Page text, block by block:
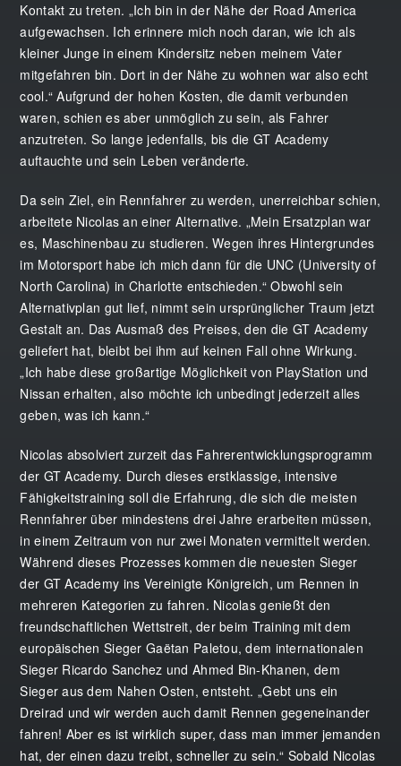
Kontakt zu treten. „Ich bin in der Nähe der Road America
aufgewachsen. Ich erinnere mich noch daran, wie ich als
kleiner Junge in einem Kindersitz neben meinem Vater
mitgefahren bin. Dort in der Nähe zu wohnen war also echt
cool.“ Aufgrund der hohen Kosten, die damit verbunden
waren, schien es aber unmöglich zu sein, als Fahrer
anzutreten. So lange jedenfalls, bis die GT Academy
auftauchte und sein Leben veränderte.
Da sein Ziel, ein Rennfahrer zu werden, unerreichbar schien,
arbeitete Nicolas an einer Alternative. „Mein Ersatzplan war
es, Maschinenbau zu studieren. Wegen ihres Hintergrundes
im Motorsport habe ich mich dann für die UNC (University of
North Carolina) in Charlotte entschieden.“ Obwohl sein
Alternativplan gut lief, nimmt sein ursprünglicher Traum jetzt
Gestalt an. Das Ausmaß des Preises, den die GT Academy
geliefert hat, bleibt bei ihm auf keinen Fall ohne Wirkung.
„Ich habe diese großartige Möglichkeit von PlayStation und
Nissan erhalten, also möchte ich unbedingt jederzeit alles
geben, was ich kann.“
Nicolas absolviert zurzeit das Fahrerentwicklungsprogramm
der GT Academy. Durch dieses erstklassige, intensive
Fähigkeitstraining soll die Erfahrung, die sich die meisten
Rennfahrer über mindestens drei Jahre erarbeiten müssen,
in einem Zeitraum von nur zwei Monaten vermittelt werden.
Während dieses Prozesses kommen die neuesten Sieger
der GT Academy ins Vereinigte Königreich, um Rennen in
mehreren Kategorien zu fahren. Nicolas genießt den
freundschaftlichen Wettstreit, der beim Training mit dem
europäischen Sieger Gaëtan Paletou, dem internationalen
Sieger Ricardo Sanchez und Ahmed Bin-Khanen, dem
Sieger aus dem Nahen Osten, entsteht. „Gebt uns ein
Dreirad und wir werden auch damit Rennen gegeneinander
fahren! Aber es ist wirklich super, dass man immer jemanden
hat, der einen dazu treibt, schneller zu sein.“ Sobald Nicolas